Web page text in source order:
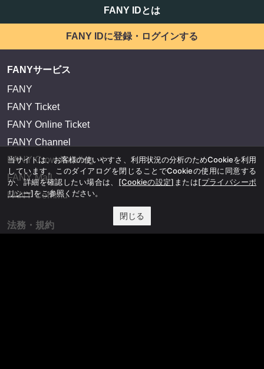
FANY IDとは
FANY IDに登録・ログインする
FANYサービス
FANY
FANY Ticket
FANY Online Ticket
FANY Channel
FANY Crowdfunding
FANY Mall
FANY Commu
法務・規約
当サイトは、お客様の使いやすさ、利用状況の分析のためCookieを利用
しています。このダイアログを閉じることでCookieの使用に同意する
か、詳細を確認したい場合は、 [Cookieの設定] または[プライバシーポ
リシー]をご参照ください。
閉じる